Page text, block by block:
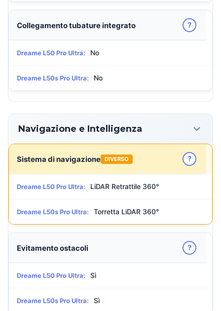
Collegamento tubature integrato ?
Dreame L50 Pro Ultra: No
Dreame L50s Pro Ultra: No
Navigazione e Intelligenza
Sistema di navigazione DIVERSO ?
Dreame L50 Pro Ultra: LiDAR Retrattile 360°
Dreame L50s Pro Ultra: Torretta LiDAR 360°
Evitamento ostacoli ?
Dreame L50 Pro Ultra: Sì
Dreame L50s Pro Ultra: Sì